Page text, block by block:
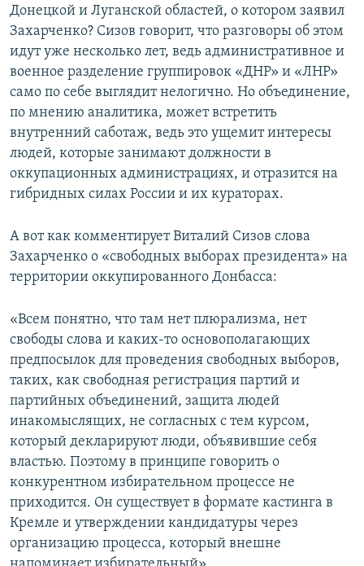
Донецкой и Луганской областей, о котором заявил
Захарченко? Сизов говорит, что разговоры об этом
идут уже несколько лет, ведь административное и
военное разделение группировок «ДНР» и «ЛНР»
само по себе выглядит нелогично. Но объединение,
по мнению аналитика, может встретить
внутренний саботаж, ведь это ущемит интересы
людей, которые занимают должности в
оккупационных администрациях, и отразится на
гибридных силах России и их кураторах.
А вот как комментирует Виталий Сизов слова
Захарченко о «свободных выборах президента» на
территории оккупированного Донбасса:
«Всем понятно, что там нет плюрализма, нет
свободы слова и каких-то основополагающих
предпосылок для проведения свободных выборов,
таких, как свободная регистрация партий и
партийных объединений, защита людей
инакомыслящих, не согласных с тем курсом,
который декларируют люди, объявившие себя
властью. Поэтому в принципе говорить о
конкурентном избирательном процессе не
приходится. Он существует в формате кастинга в
Кремле и утверждении кандидатуры через
организацию процесса, который внешне